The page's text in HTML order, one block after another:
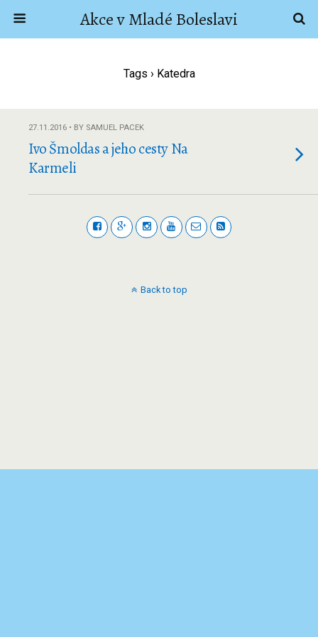
Akce v Mladé Boleslavi
Tags › Katedra
27.11.2016 • BY SAMUEL PACEK
Ivo Šmoldas a jeho cesty Na
Karmeli
Back to top